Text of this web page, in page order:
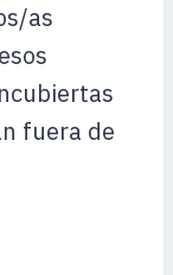
as
fuera de